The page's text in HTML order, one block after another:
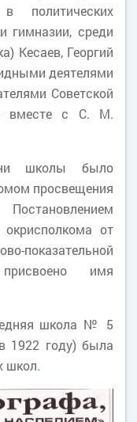
политических
гимназии, среди
Кесаев, Георгий
деятелями
Советской
вместе с С. М.
школы было
просвещения
окрисполкома от
имя
школа № 5
1922 году) была
школ.